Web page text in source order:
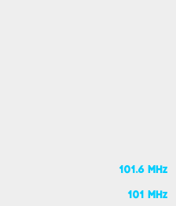
101.6 MHz
101 MHz